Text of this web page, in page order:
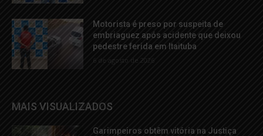
Motorista é preso por suspeita de
embriaguez após acidente que deixou
pedestre ferida em Itaituba
6 de agosto de 2026
MAIS VISUALIZADOS
Garimpeiros obtêm vitória na Justiça